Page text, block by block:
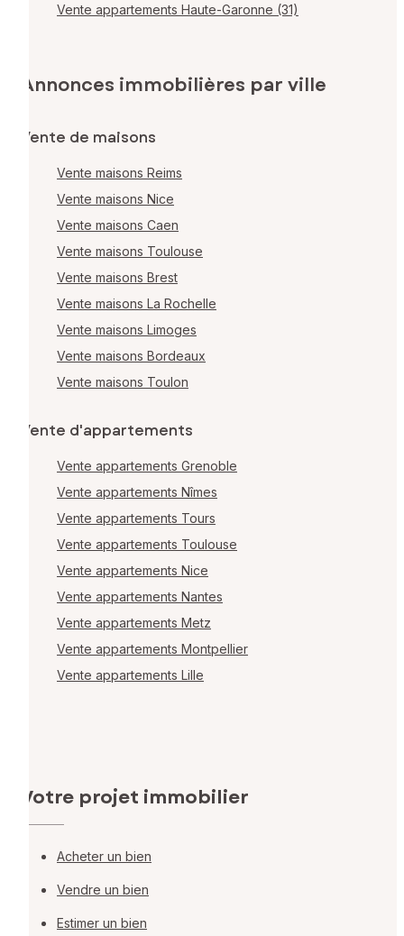
Vente appartements Haute-Garonne (31)
Annonces immobilières par ville
Vente de maisons
Vente maisons Reims
Vente maisons Nice
Vente maisons Caen
Vente maisons Toulouse
Vente maisons Brest
Vente maisons La Rochelle
Vente maisons Limoges
Vente maisons Bordeaux
Vente maisons Toulon
Vente d'appartements
Vente appartements Grenoble
Vente appartements Nîmes
Vente appartements Tours
Vente appartements Toulouse
Vente appartements Nice
Vente appartements Nantes
Vente appartements Metz
Vente appartements Montpellier
Vente appartements Lille
Votre projet immobilier
Acheter un bien
Vendre un bien
Estimer un bien